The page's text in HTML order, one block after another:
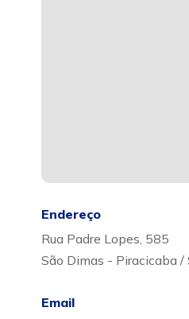
Endereço
Rua Padre Lopes, 585
São Dimas - Piracicaba /
Email